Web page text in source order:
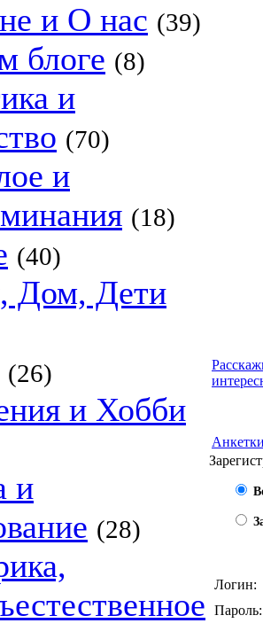
и О нас (39)
блоге (8)
и
(70)
и
(18)
(40)
Дом, Дети
(26)
и Хобби
и
(28)
Логин:
Пароль: